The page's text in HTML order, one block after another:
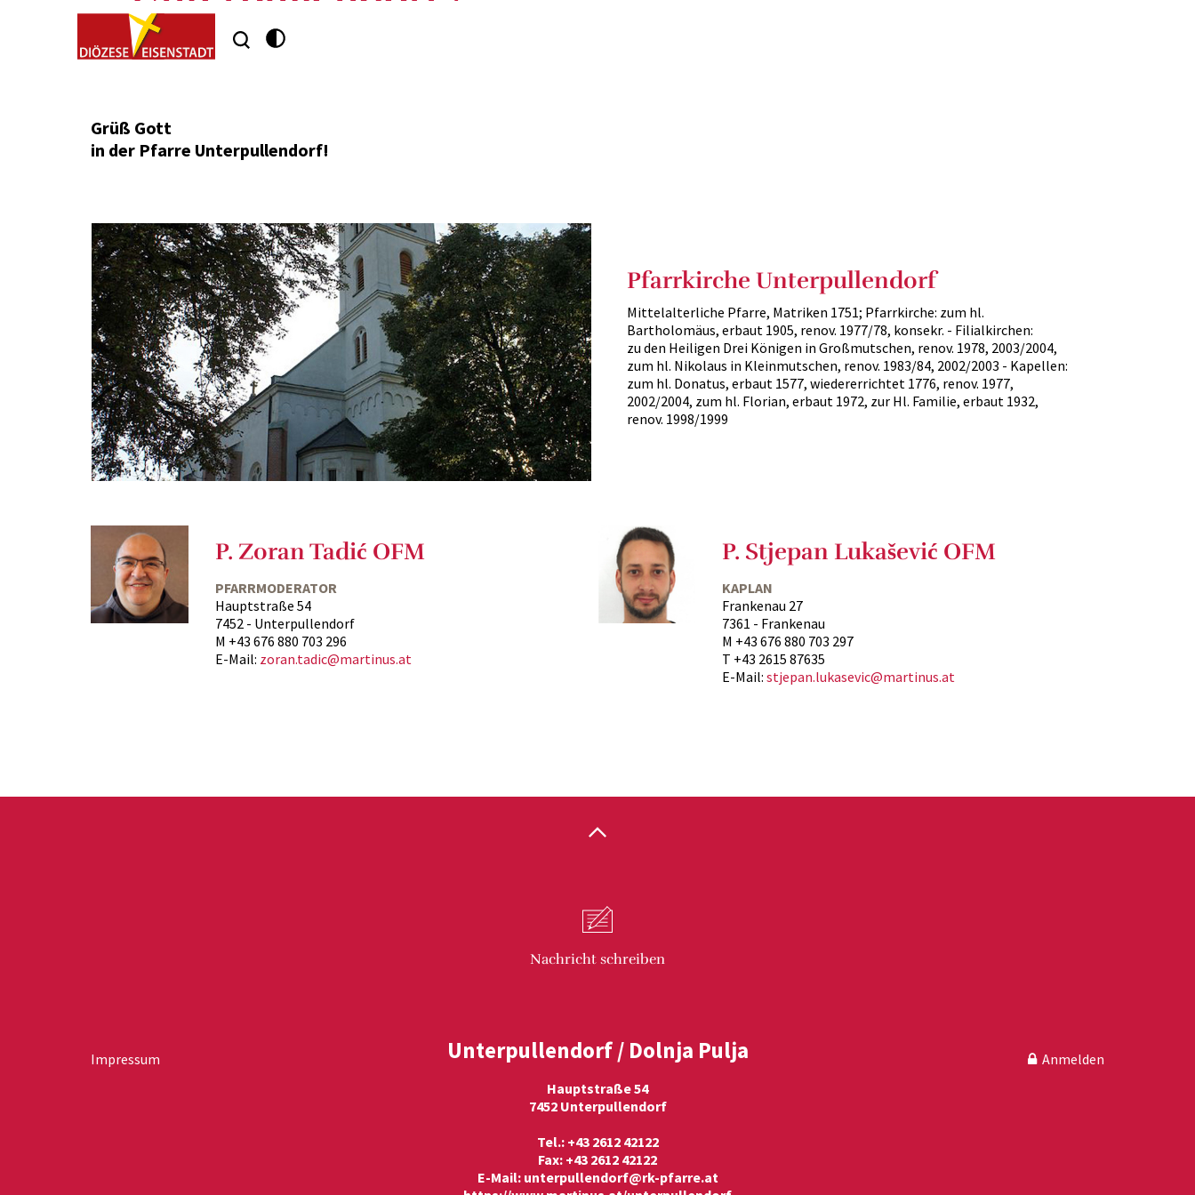
Dolnja Pulja
Grüß Gott
in der Pfarre Unterpullendorf!
Pfarrkirche Unterpullendorf
Mittelalterliche Pfarre, Matriken 1751; Pfarrkirche: zum hl.
Bartholomäus, erbaut 1905, renov. 1977/78, konsekr. - Filialkirchen:
zu den Heiligen Drei Königen in Großmutschen, renov. 1978, 2003/2004,
zum hl. Nikolaus in Kleinmutschen, renov. 1983/84, 2002/2003 - Kapellen:
zum hl. Donatus, erbaut 1577, wiedererrichtet 1776, renov. 1977,
2002/2004, zum hl. Florian, erbaut 1972, zur Hl. Familie, erbaut 1932,
renov. 1998/1999
P. Zoran Tadić OFM
PFARRMODERATOR
Hauptstraße 54
7452 - Unterpullendorf
M +43 676 880 703 296
E-Mail: zoran.tadic@martinus.at
P. Stjepan Lukašević OFM
KAPLAN
Frankenau 27
7361 - Frankenau
M +43 676 880 703 297
T +43 2615 87635
E-Mail: stjepan.lukasevic@martinus.at
Nachricht schreiben
Unterpullendorf / Dolnja Pulja
Hauptstraße 54
7452 Unterpullendorf
Tel.: +43 2612 42122
Fax: +43 2612 42122
E-Mail: unterpullendorf@rk-pfarre.at
Impressum Anmelden